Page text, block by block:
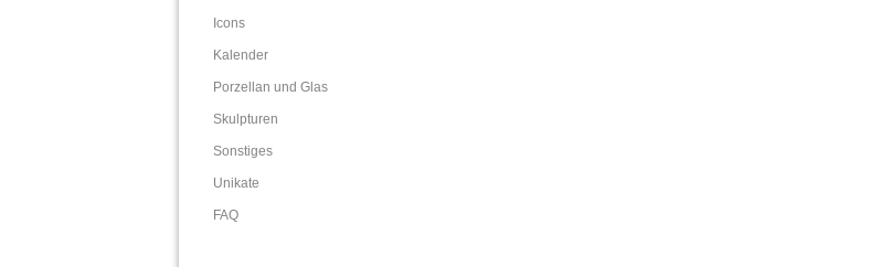
Icons
Kalender
Porzellan und Glas
Skulpturen
Sonstiges
Unikate
FAQ